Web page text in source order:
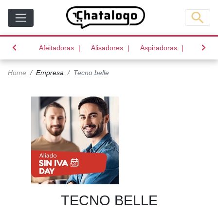
Afeitadoras (current)Alisadores (current)Aspiradoras (current)
Home Empresa Tecno belle
TECNO BELLE